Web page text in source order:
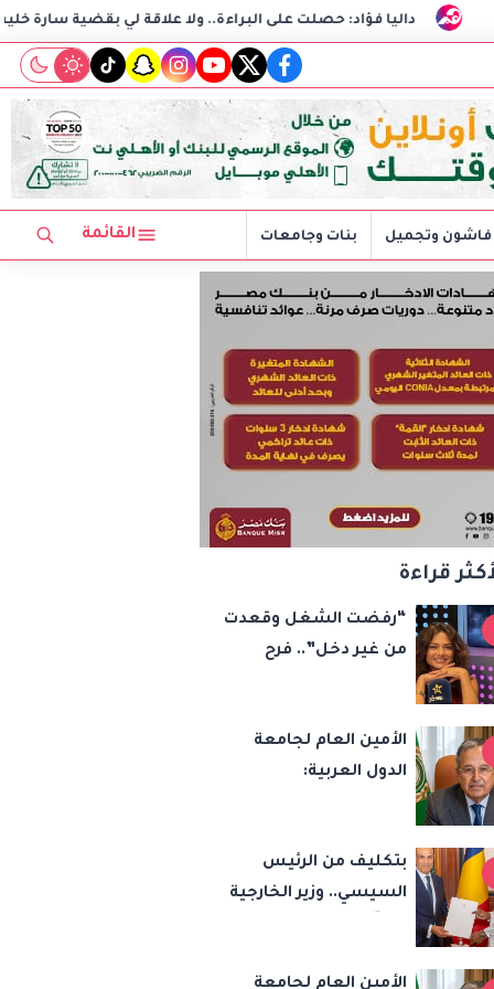
سامو حصلت على البراءة.. ولا علاقة لي بقضية سارة خليفة
facebook
twitter
youtube
instagram
snapchat
tiktok
فاشون وتجميل بنات وجامعات القائمة
قراءة
“رفضت الشغل وقعدت
من غير دخل”.. فرح
اختفائها
الأمين العام لجامعة
الدول العربية:
المنطقة
بتكليف من الرئيس
السيسي.. وزير الخارجية
الأمين العام لجامعة